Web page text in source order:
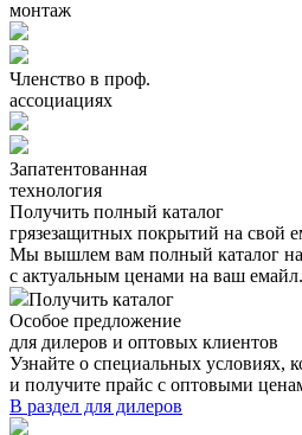
монтаж
Членство в проф.
ассоциациях
Запатентованная
технология
Получить полный каталог
грязезащитных покрытий на свой
Мы вышлем вам полный каталог
с актуальным ценами на ваш емайл.
Получить каталог
Особое предложение
для дилеров и оптовых клиентов
Узнайте о специальных условиях,
и получите прайс с оптовыми
В раздел для дилеров